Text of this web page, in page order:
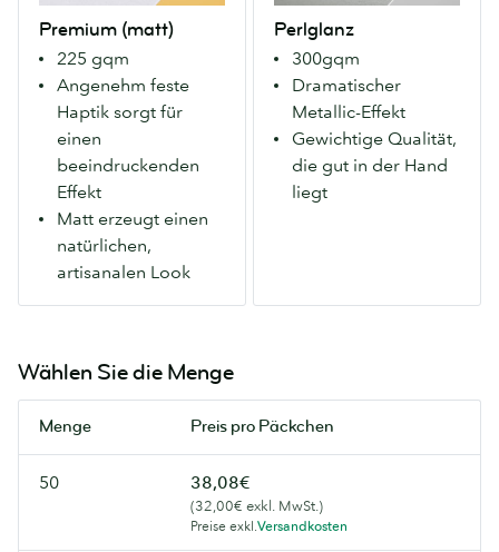
Premium (matt)
225 gqm
Angenehm feste
Haptik sorgt für
einen
beeindruckenden
Effekt
Matt erzeugt einen
natürlichen,
artisanalen Look
mit
mattem
Finish
beiden
Seiten.
natürlichere
Farben
einen
Look.
Perlglanz
300gqm
Dramatischer
Metallic-Effekt
Gewichtige Qualität,
die gut in der Hand
liegt
einem
auffälligen
Metallic-
Finish,
das
Farben
leuchten
Flyer.
Wählen Sie die Menge
Menge Preis pro Päckchen
50 38,08€
(32,00€ exkl. MwSt.)
Preise exkl.Versandkosten